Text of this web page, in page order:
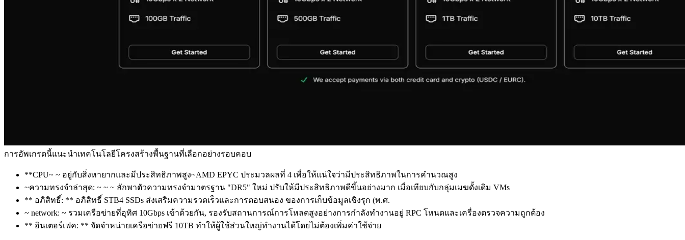
การอัพเกรดนี้แนะนําเทคโนโลยีโครงสร้างพื้นฐานที่เลือกอย่างรอบคอบ
**CPU~ ~ อยู่กับสิ่งหายากและมีประสิทธิภาพสูง~AMD EPYC ประมวลผลที่ 4 เพื่อให้แน่ใจว่ามีประสิทธิภาพในการคํานวณสูง
~ความทรงจําล่าสุด: ~ ~ ~ ลักพาตัวความทรงจํามาตรฐาน "DR5" ใหม่ ปรับให้มีประสิทธิภาพดีขึ้นอย่างมาก เมื่อเทียบกับกลุ่มเมฆดั้งเดิม VMs
** อภิสิทธิ์: ** อภิสิทธิ์ STB4 SSDs ส่งเสริมความรวดเร็วและการตอบสนอง ของการเก็บข้อมูลเชิงรุก (พ.ศ.
~ network: ~ รวมเครือข่ายที่อุทิศ 10Gbps เข้าด้วยกัน, รองรับสถานการณ์การโหลดสูงอย่างการกําลังทํางานอยู่ RPC โหนดและเครื่องตรวจความถูกต้อง
** อินเตอร์เฟค: ** จัดจําหน่ายเครือข่ายฟรี 10TB ทําให้ผู้ใช้ส่วนใหญ่ทํางานได้โดยไม่ต้องเพิ่มค่าใช้จ่าย